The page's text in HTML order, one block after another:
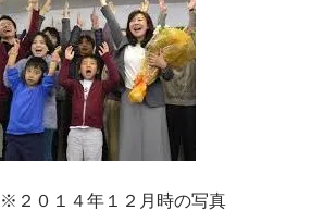
※２０１４年１２月時の写真